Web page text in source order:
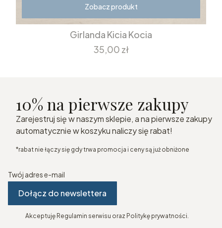
Zobacz produkt
Girlanda Kicia Kocia
Cena
35,00 zł
10% na pierwsze zakupy
Zarejestruj się w naszym sklepie, a na pierwsze zakupy
automatycznie w koszyku naliczy się rabat!
*rabat nie łączy się gdy trwa promocja i ceny są już obniżone
Twój adres e-mail
Dołącz do newslettera
Akceptuję Regulamin serwisu oraz Politykę prywatności.